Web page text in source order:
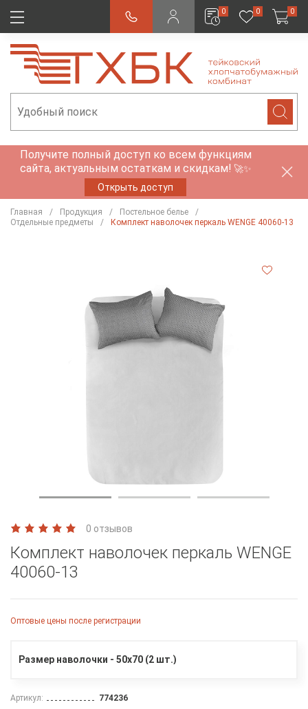
0 0 0
Получите полный доступ ко всем функциям
сайта, актуальным остаткам и скидкам! 🚀✨
Открыть доступ
Главная Продукция
Постельное белье
Отдельные предметы
Комплект наволочек перкаль WENGE 40060-13
0 отзывов
Комплект наволочек перкаль WENGE
40060-13
Оптовые цены после регистрации
Размер наволочки - 50х70 (2 шт.)
Артикул: 774236